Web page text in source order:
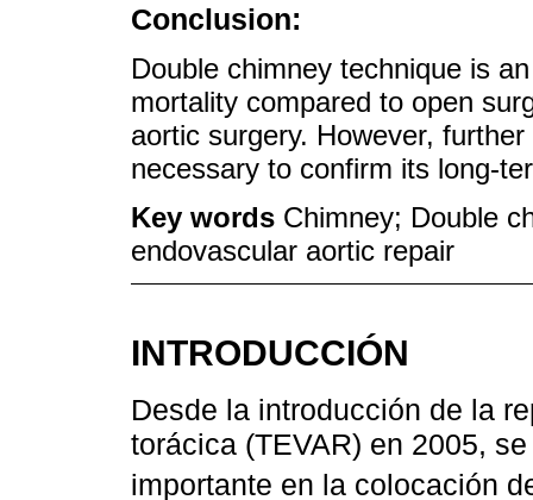
Conclusion:
Double chimney technique is
mortality compared to open
aortic surgery. However,
necessary to confirm its long-
Key words Chimney; Double
endovascular aortic repair
INTRODUCCIÓN
Desde la introducción de la
torácica (TEVAR) en 2005,
importante en la colocación